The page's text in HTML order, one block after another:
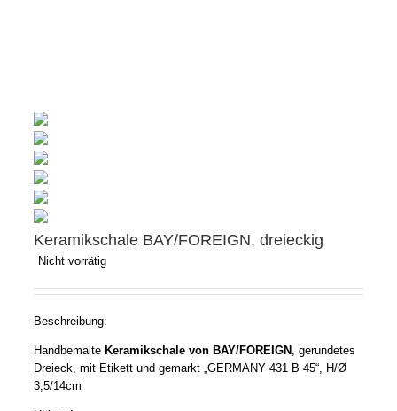
Keramikschale BAY/FOREIGN, dreieckig
Nicht vorrätig
Beschreibung:
Handbemalte Keramikschale von BAY/FOREIGN , gerundetes
Dreieck, mit Etikett und gemarkt „GERMANY 431 B 45“, H/Ø
3,5/14cm